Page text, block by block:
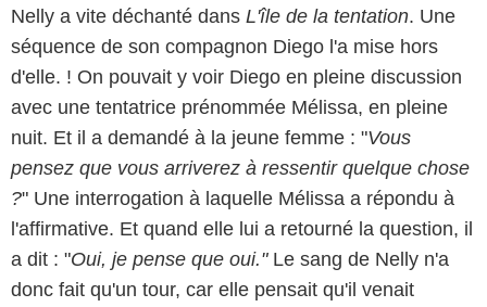
Nelly a vite déchanté dans L'île de la tentation. Une
séquence de son compagnon Diego l'a mise hors
d'elle. ! On pouvait y voir Diego en pleine discussion
avec une tentatrice prénommée Mélissa, en pleine
nuit. Et il a demandé à la jeune femme : "Vous
pensez que vous arriverez à ressentir quelque chose
?" Une interrogation à laquelle Mélissa a répondu à
l'affirmative. Et quand elle lui a retourné la question, il
a dit : "Oui, je pense que oui."Le sang de Nelly n'a
donc fait qu'un tour, car elle pensait qu'il venait